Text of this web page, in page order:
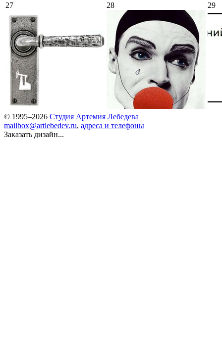
27 28 29
© 1995–2026 Студия Артемия Лебедева
mailbox@artlebedev.ru, адреса и телефоны
Заказать дизайн...